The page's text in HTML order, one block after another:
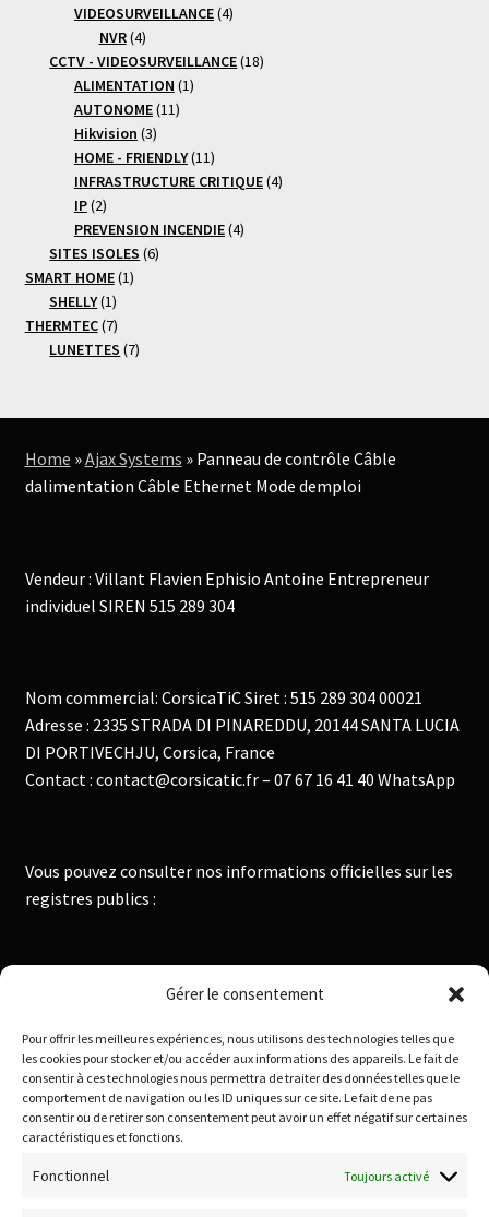
Gérer le consentement
Pour offrir les meilleures expériences, nous utilisons des technologies telles que
les cookies pour stocker et/ou accéder aux informations des appareils. Le fait de
consentir à ces technologies nous permettra de traiter des données telles que le
comportement de navigation ou les ID uniques sur ce site. Le fait de ne pas
consentir ou de retirer son consentement peut avoir un effet négatif sur certaines
caractéristiques et fonctions.
Fonctionnel Toujours activé
produits
VIDEOSURVEILLANCE 44
NVR 44
produits
CCTV - VIDEOSURVEILLANCE 1818
ALIMENTATION 11
AUTONOME 1111
Hikvision 33
produits
HOME - FRIENDLY 1111
produits
INFRASTRUCTURE CRITIQUE 44
IP 22
produits
PREVENSION INCENDIE 44
SITES ISOLES 66
SMART HOME 11
SHELLY 11
produit
THERMTEC 77
produits
LUNETTES 77
Home »Ajax Systems »Panneau de contrôle Câble
dalimentation Câble Ethernet Mode demploi
Vendeur : Villant Flavien Ephisio Antoine Entrepreneur
individuel SIREN 515 289 304
Nom commercial: CorsicaTiC Siret : 515 289 304 00021
Adresse : 2335 STRADA DI PINAREDDU, 20144 SANTA LUCIA
DI PORTIVECHJU, Corsica, France
Contact : contact@corsicatic.fr – 07 67 16 41 40 WhatsApp
Vous pouvez consulter nos informations officielles sur les
registres publics :
Institut National de la Propriété Industrielle :
Infogreffe : https://www.infogreffe.fr
Politique de confidentialité